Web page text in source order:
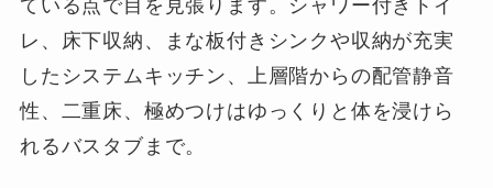
ている点で目を見張ります。シャワー付きトイ
レ、床下収納、まな板付きシンクや収納が充実
したシステムキッチン、上層階からの配管静音
性、二重床、極めつけはゆっくりと体を浸けら
れるバスタブまで。